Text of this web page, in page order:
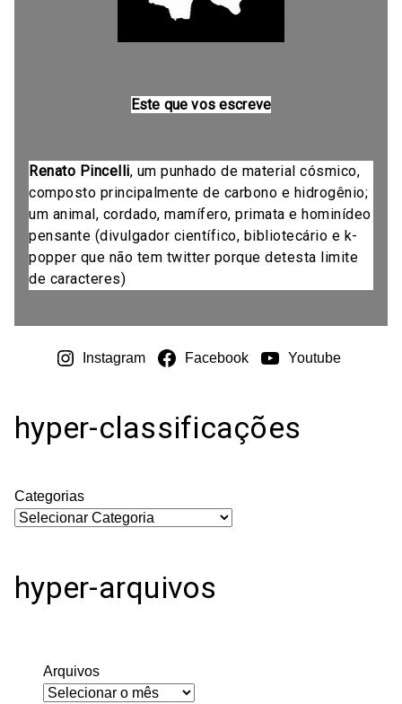
Este que vos escreve
Renato Pincelli, um punhado de material cósmico,
composto principalmente de carbono e hidrogênio;
um animal, cordado, mamífero, primata e hominídeo
pensante (divulgador científico, bibliotecário e k-
popper que não tem twitter porque detesta limite
de caracteres)
Instagram Facebook Youtube
hyper-classificações
Categorias
hyper-arquivos
Arquivos